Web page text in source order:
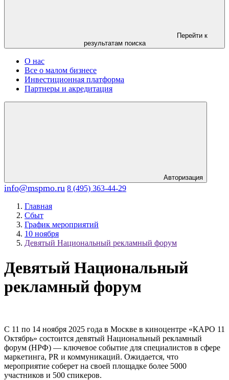
Перейти к
результатам поиска
О нас
Все о малом бизнесе
Инвестиционная платформа
Партнеры и акредитация
Авторизация
info@mspmo.ru 8 (495) 363-44-29
Главная
Сбыт
График мероприятий
10 ноября
Девятый Национальный рекламный форум
Девятый Национальный
рекламный форум
С 11 по 14 ноября 2025 года в Москве в киноцентре «КАРО 11
Октябрь» состоится девятый Национальный рекламный
форум (НРФ) — ключевое событие для специалистов в сфере
маркетинга, PR и коммуникаций. Ожидается, что
мероприятие соберет на своей площадке более 5000
участников и 500 спикеров.